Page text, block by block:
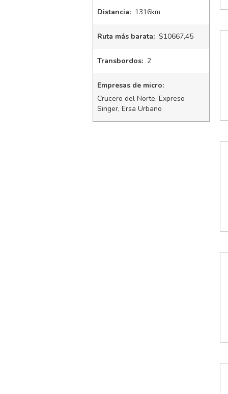
Distancia: 1316km
Ruta más barata: $10667,45
Transbordos: 2
Empresas de micro:
Crucero del Norte, Expreso
Singer, Ersa Urbano